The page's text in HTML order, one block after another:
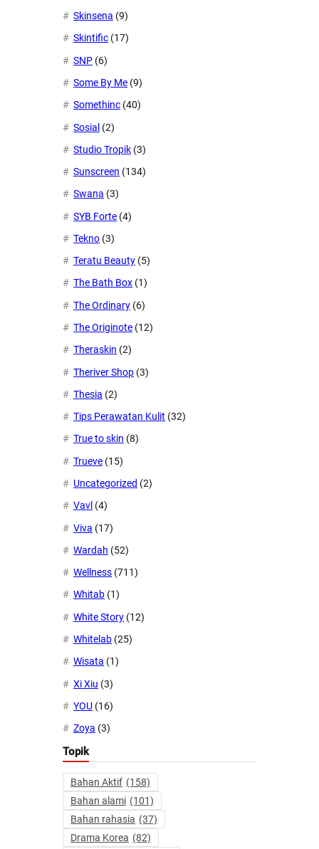
Skinsena (9)
Skintific (17)
SNP (6)
Some By Me (9)
Somethinc (40)
Sosial (2)
Studio Tropik (3)
Sunscreen (134)
Swana (3)
SYB Forte (4)
Tekno (3)
Teratu Beauty (5)
The Bath Box (1)
The Ordinary (6)
The Originote (12)
Theraskin (2)
Theriver Shop (3)
Thesia (2)
Tips Perawatan Kulit (32)
True to skin (8)
Trueve (15)
Uncategorized (2)
Vavl (4)
Viva (17)
Wardah (52)
Wellness (711)
Whitab (1)
White Story (12)
Whitelab (25)
Wisata (1)
Xi Xiu (3)
YOU (16)
Zoya (3)
Topik
Bahan Aktif (158)
Bahan alami (101)
Bahan rahasia (37)
Drama Korea (82)